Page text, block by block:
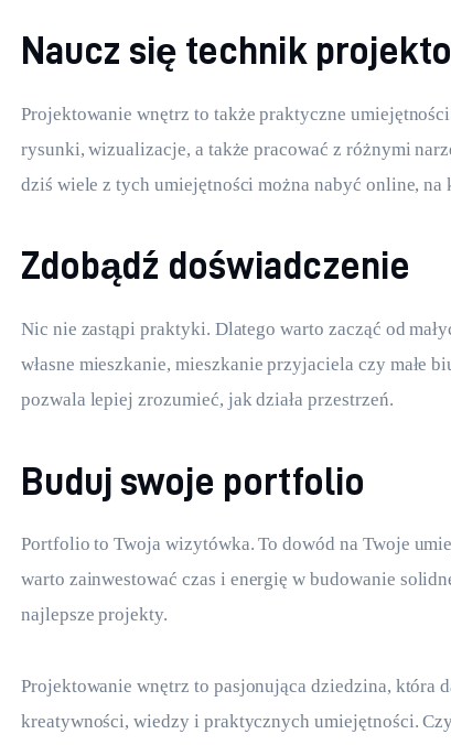
Naucz się technik
Projektowanie wnętrz to także praktyczne
rysunki, wizualizacje, a także pracować z różnymi
dziś wiele z tych umiejętności można nabyć online, na
Zdobądź doświadczenie
Nic nie zastąpi praktyki. Dlatego warto zacząć od
własne mieszkanie, mieszkanie przyjaciela czy małe
pozwala lepiej zrozumieć, jak działa przestrzeń.
Buduj swoje portfolio
Portfolio to Twoja wizytówka. To dowód na Twoje
warto zainwestować czas i energię w budowanie
najlepsze projekty.
Projektowanie wnętrz to pasjonująca dziedzina, która
kreatywności, wiedzy i praktycznych umiejętności.